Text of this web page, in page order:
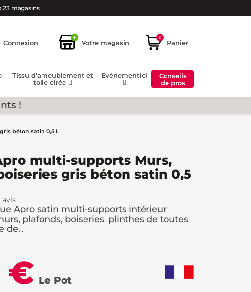
23 magasins
Connexion
+
Votre magasin
0
Panier
Tissu d'ameublement et
toile cirée
Evènementiel
Conseils
de pros
!
béton satin 0,5 L
multi-supports Murs,
gris béton satin 0,5
avis
Apro satin multi-supports intérieur
plafonds, boiseries, plinthes de toutes
de...
€ Le Pot